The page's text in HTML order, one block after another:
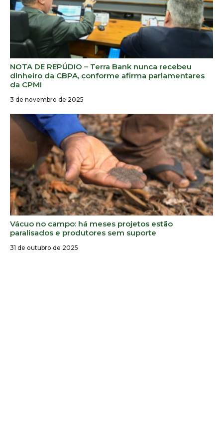
NOTA DE REPÚDIO – Terra Bank nunca recebeu
dinheiro da CBPA, conforme afirma parlamentares
da CPMI
3 de novembro de 2025
Vácuo no campo: há meses projetos estão
paralisados e produtores sem suporte
31 de outubro de 2025